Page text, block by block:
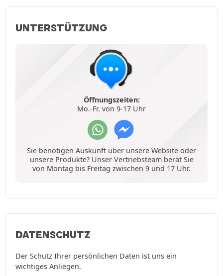
UNTERSTÜTZUNG
Öffnungszeiten:
Mo.-Fr. von 9-17 Uhr
Sie benötigen Auskunft über unsere Website oder
unsere Produkte? Unser Vertriebsteam berät Sie
von Montag bis Freitag zwischen 9 und 17 Uhr.
DATENSCHUTZ
Der Schutz Ihrer persönlichen Daten ist uns ein
wichtiges Anliegen.